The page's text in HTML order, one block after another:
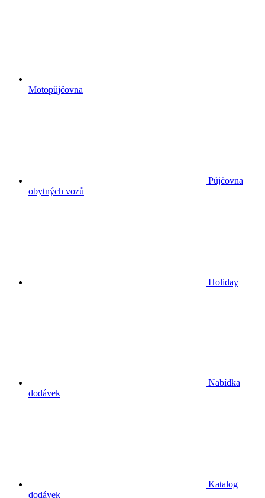
Motopůjčovna
Půjčovna
obytných vozů
Holiday
Nabídka
dodávek
Katalog
dodávek